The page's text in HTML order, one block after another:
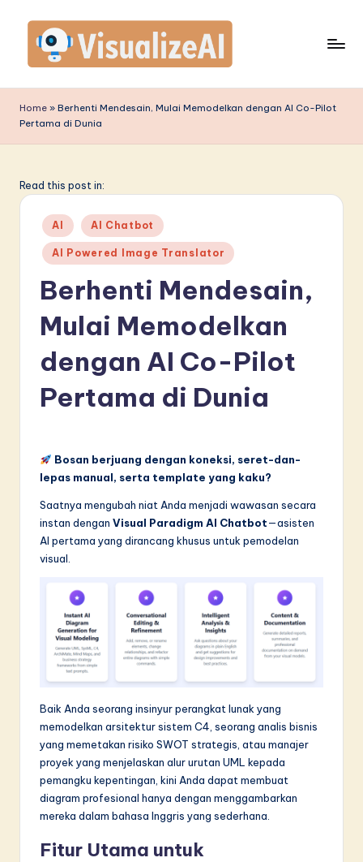
content
is
u
li
si
in
A
Home » Berhenti Mendesain, Mulai Memodelkan dengan AI Co-Pilot
Pertama di Dunia
Read this post in:
Posted
in
AI AI Chatbot
AI Powered Image Translator
Berhenti Mendesain,
Mulai Memodelkan
dengan AI Co-Pilot
Pertama di Dunia
Bosan berjuang dengan koneksi, seret-dan-
lepas manual, serta template yang kaku?
Saatnya mengubah niat Anda menjadi wawasan secara
instan dengan Visual Paradigm AI Chatbot—asisten
AI pertama yang dirancang khusus untuk pemodelan
visual.
Baik Anda seorang insinyur perangkat lunak yang
memodelkan arsitektur sistem C4, seorang analis bisnis
yang memetakan risiko SWOT strategis, atau manajer
proyek yang menjelaskan alur urutan UML kepada
pemangku kepentingan, kini Anda dapat membuat
diagram profesional hanya dengan menggambarkan
mereka dalam bahasa Inggris yang sederhana.
Fitur Utama untuk